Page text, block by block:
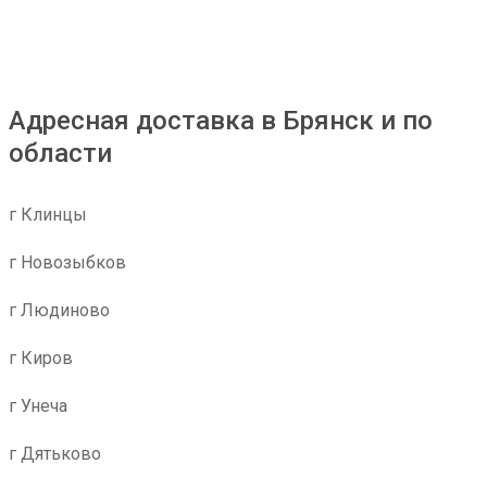
Адресная доставка в Брянск и по
области
г Клинцы
г Новозыбков
г Людиново
г Киров
г Унеча
г Дятьково